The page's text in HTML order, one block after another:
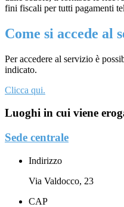
fini fiscali per tutti pagamenti
Come si accede al
Per accedere al servizio è
indicato.
Clicca qui.
Luoghi in cui viene
Sede centrale
Indirizzo
Via Valdocco, 23
CAP